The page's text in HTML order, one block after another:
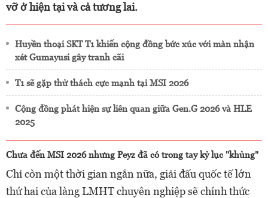
vỡ ở hiện tại và cả tương lai.
Huyền thoại SKT T1 khiến cộng đồng bức xúc với màn nhận
xét Gumayusi gây tranh cãi
T1 sẽ gặp thử thách cực mạnh tại MSI 2026
Cộng đồng phát hiện sự liên quan giữa Gen.G 2026 và HLE
2025
Chưa đến MSI 2026 nhưng Peyz đã có trong tay kỷ lục "khủng"
Chỉ còn một thời gian ngắn nữa, giải đấu quốc tế lớn
thứ hai của làng LMHT chuyên nghiệp sẽ chính thức